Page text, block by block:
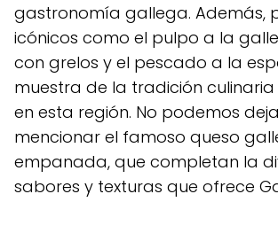
gastronomía gallega. Además,
icónicos como el pulpo a la
con grelos y el pescado a la
muestra de la tradición
en esta región. No podemos
mencionar el famoso queso
empanada, que completan la
sabores y texturas que ofrece